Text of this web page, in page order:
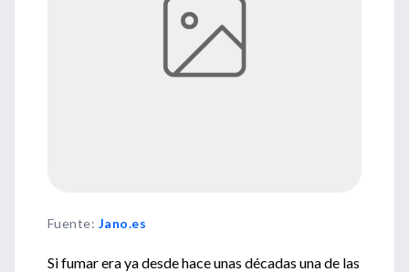
Fuente: Jano.es
Si fumar era ya desde hace unas décadas una de las